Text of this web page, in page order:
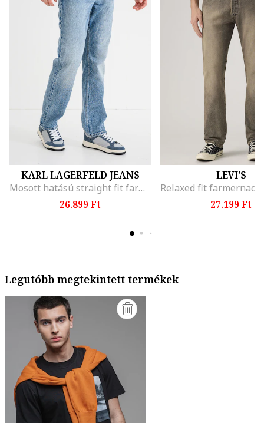
KARL LAGERFELD JEANS
Mosott hatású straight fit farmernadrág, Melange kék
26.899 Ft
LEVI'S
27.199 Ft
Legutóbb megtekintett termékek